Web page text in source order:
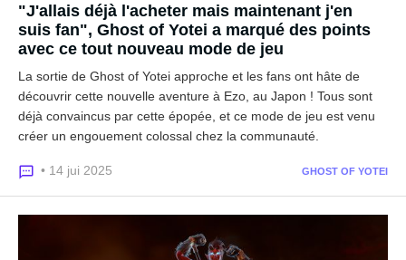
"J'allais déjà l'acheter mais maintenant j'en
suis fan", Ghost of Yotei a marqué des points
avec ce tout nouveau mode de jeu
La sortie de Ghost of Yotei approche et les fans ont hâte de
découvrir cette nouvelle aventure à Ezo, au Japon ! Tous sont
déjà convaincus par cette épopée, et ce mode de jeu est venu
créer un engouement colossal chez la communauté.
• 14 jui 2025 GHOST OF YOTEI